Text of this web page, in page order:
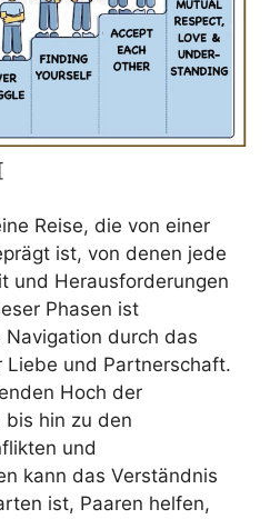
Reise, die von einer
ist, von denen jede
und Herausforderungen
Phasen ist
durch das
Liebe und Partnerschaft.
Hoch der
hin zu den
und
kann das Verständnis
ist, Paaren helfen,